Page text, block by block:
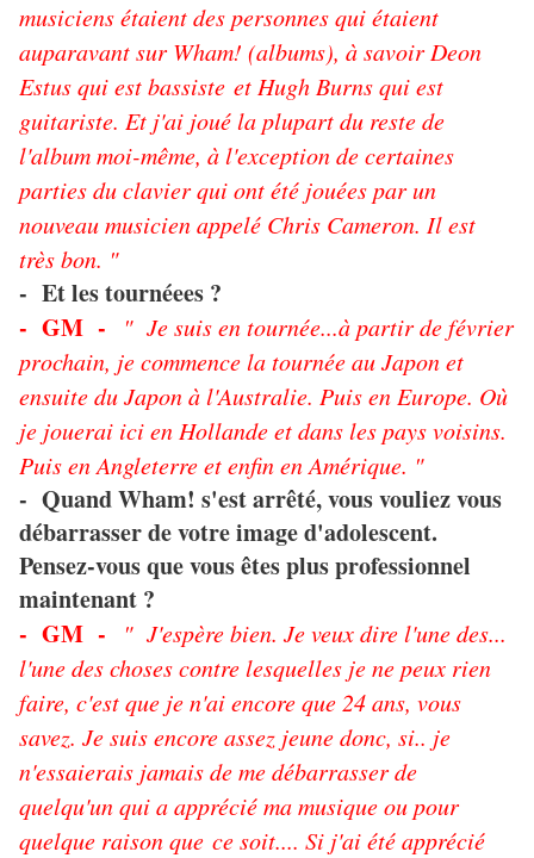
musiciens étaient des personnes qui étaient
auparavant sur Wham! (albums), à savoir Deon
Estus qui est bassiste et Hugh Burns qui est
guitariste. Et j'ai joué la plupart du reste de
l'album moi-même, à l'exception de certaines
parties du clavier qui ont été jouées par un
nouveau musicien appelé Chris Cameron. Il est
très bon. "
- Et les tournéees ?
- GM -
" Je suis en tournée...à partir de février
prochain, je commence la tournée au Japon et
ensuite du Japon à l'Australie. Puis en Europe. Où
je jouerai ici en Hollande et dans les pays voisins.
Puis en Angleterre et enfin en Amérique. "
- Quand Wham! s'est arrêté, vous vouliez vous
débarrasser de votre image d'adolescent.
Pensez-vous que vous êtes plus professionnel
maintenant ?
- GM -
" J'espère bien. Je veux dire l'une des...
l'une des choses contre lesquelles je ne peux rien
faire, c'est que je n'ai encore que 24 ans, vous
savez. Je suis encore assez jeune donc, si.. je
n'essaierais jamais de me débarrasser de
quelqu'un qui a apprécié ma musique ou pour
quelque raison que ce soit.... Si j'ai été apprécié